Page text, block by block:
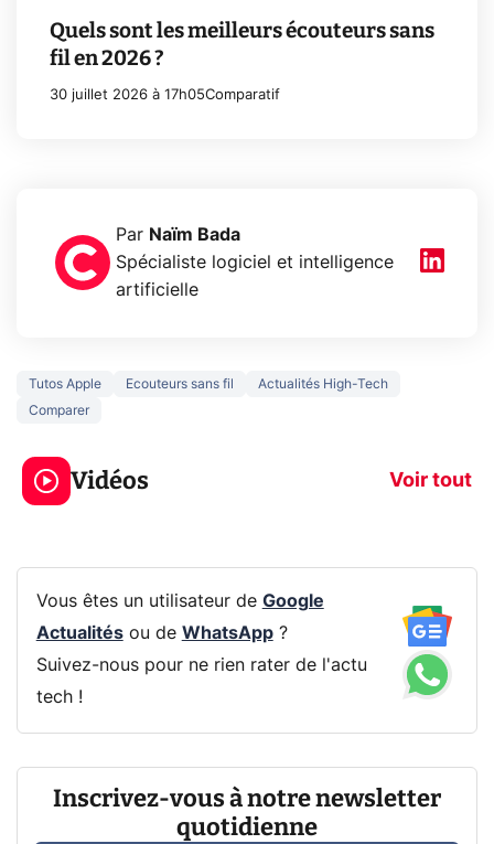
Quels sont les meilleurs écouteurs sans
fil en 2026 ?
30 juillet 2026 à 17h05Comparatif
Par Naïm Bada
Spécialiste logiciel et intelligence
artificielle
Tutos Apple Ecouteurs sans fil
Actualités High-Tech
Comparer
Vidéos Voir tout
3 écrans en 1 pour
319€ ? Voici L'AOC
CQ32G4ZA !
prochaine
Vous êtes un utilisateur de Google
Actualitésou de WhatsApp?
Suivez-nous pour ne rien rater de l'actu
tech !
Inscrivez-vous à notre newsletter
quotidienne